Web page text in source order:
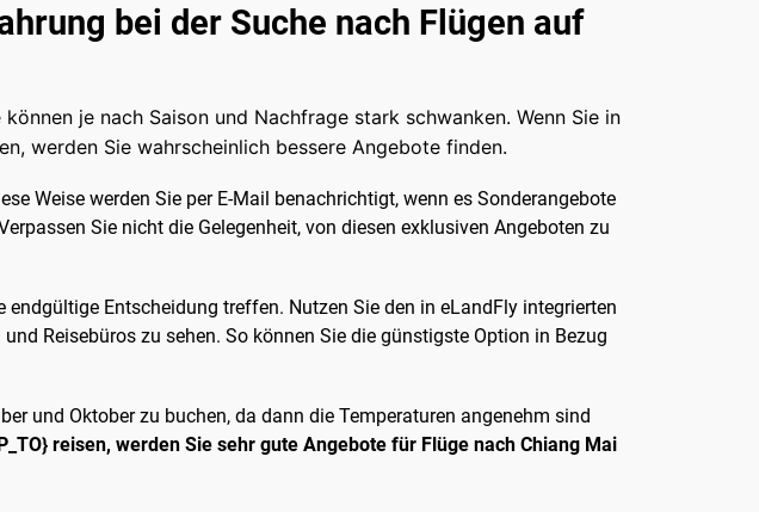
bei der Suche nach Flügen auf
je nach Saison und Nachfrage stark schwanken. Wenn Sie in
werden Sie wahrscheinlich bessere Angebote finden.
Weise werden Sie per E-Mail benachrichtigt, wenn es Sonderangebote
Sie nicht die Gelegenheit, von diesen exklusiven Angeboten zu
Entscheidung treffen. Nutzen Sie den in eLandFly integrierten
Reisebüros zu sehen. So können Sie die günstigste Option in Bezug
und Oktober zu buchen, da dann die Temperaturen angenehm sind
reisen, werden Sie sehr gute Angebote für Flüge nach Chiang Mai